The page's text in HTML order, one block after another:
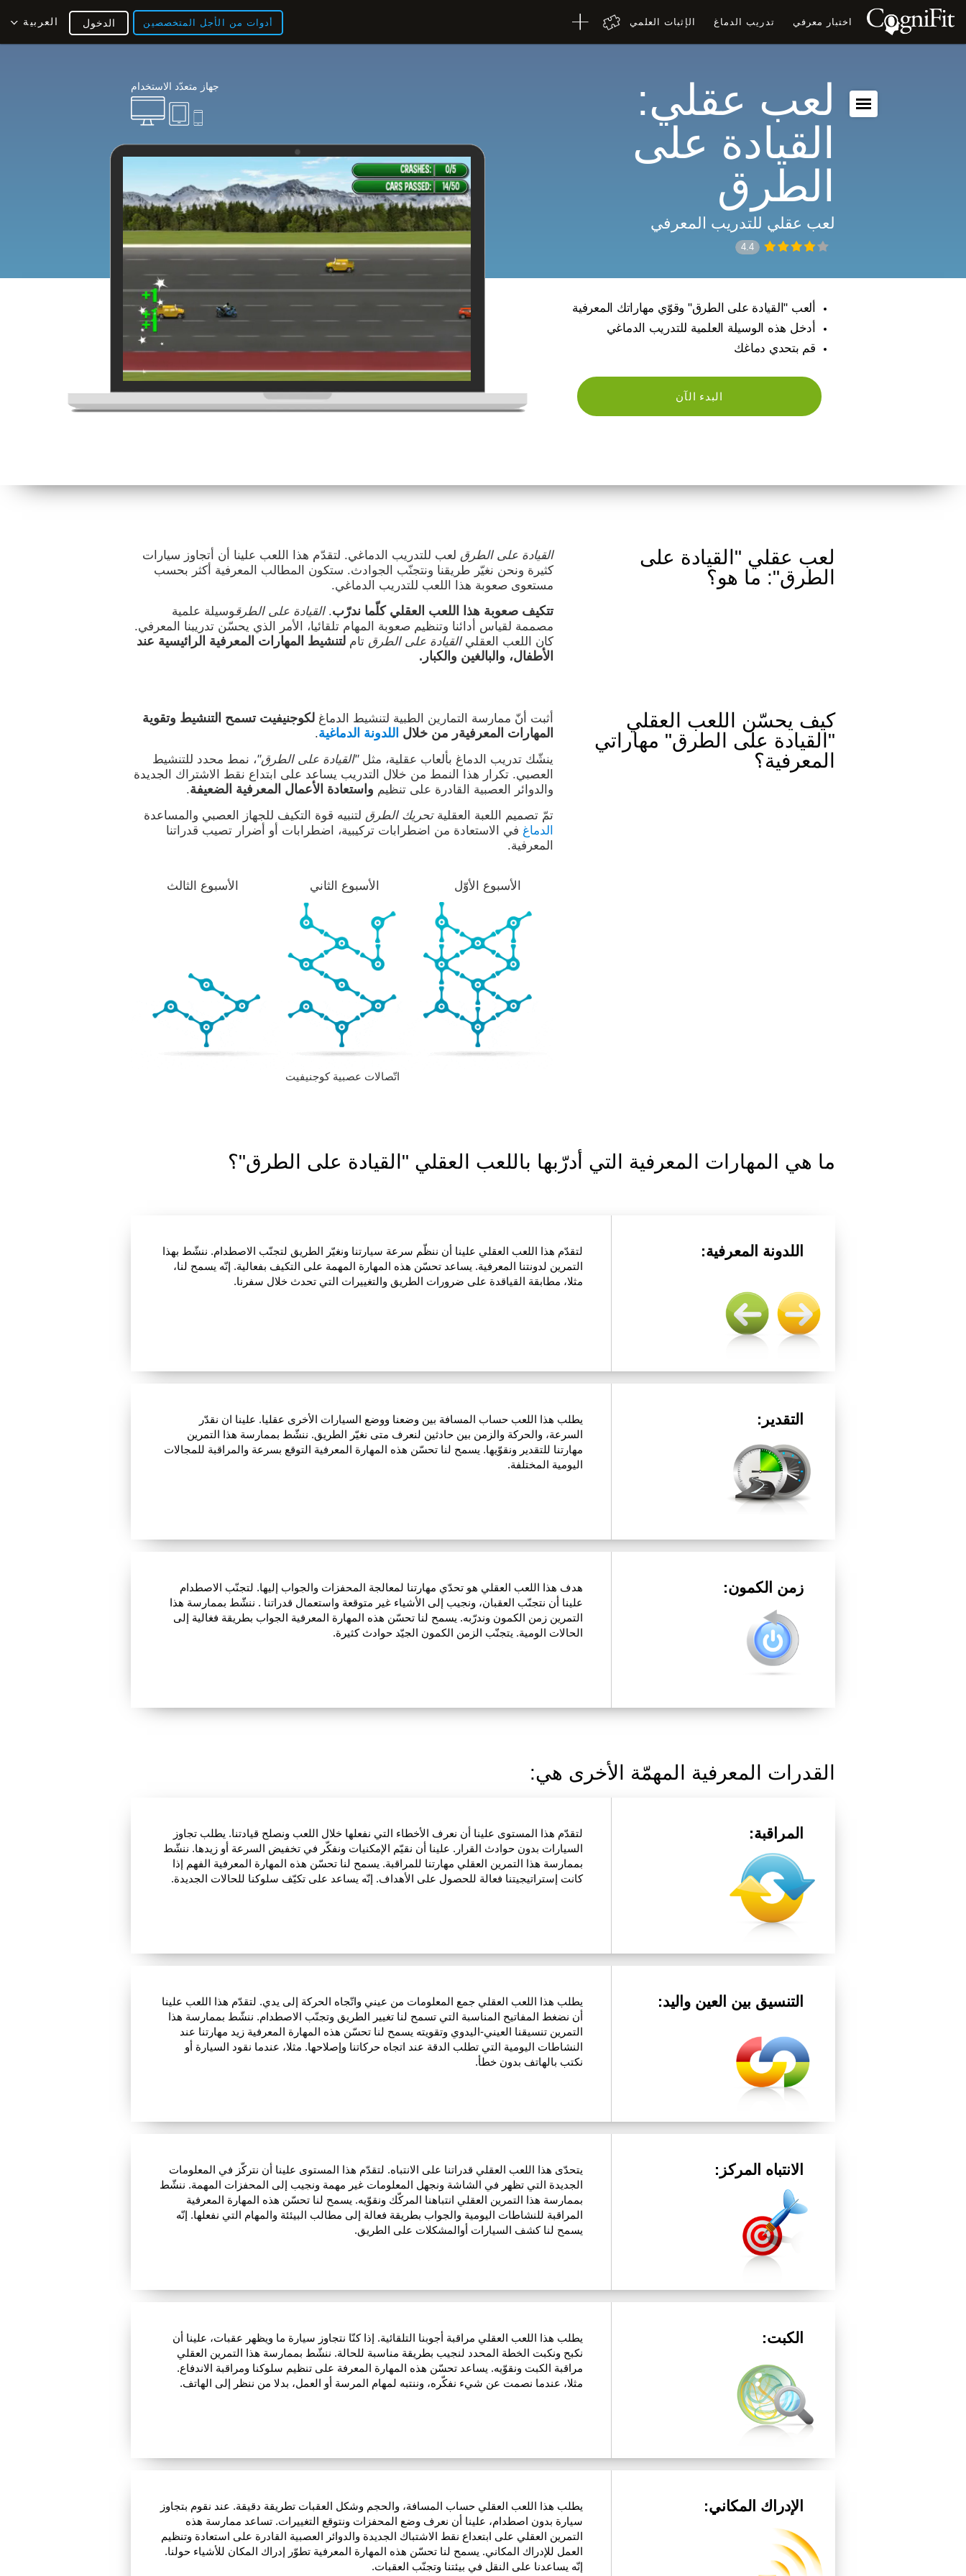
اختبار معرفي تدريب الدماغ الإثبات العلمي أدوات من الأجل المتخصصين العربية الدخول
جهاز متعدّد الاستخدام
لعب عقلي:
القيادة على
الطرق
لعب عقلي للتدريب المعرفي
4.4
ألعب "القيادة على الطرق" وقوّي مهاراتك المعرفية
أدخل هذه الوسيلة العلمية للتدريب الدماغي
قم بتحدي دماغك
البدء الآن
لعب عقلي "القيادة على
الطرق": ما هو؟
القيادة على الطرق لعب للتدريب الدماغي. لتقدّم هذا اللعب علينا أن أتجاوز سيارات
كثيرة ونحن نغيّر طريقنا ونتجنّب الجوادث. ستكون المطالب المعرفية أكثر بحسب
مستعوى صعوبة هذا اللعب للتدريب الدماغي.
تتكيف صعوبة هذا اللعب العقلي كلّما ندرّب.القيادة على الطرقوسيلة علمية
مصممة لقياس أدائنا وتنظيم صعوبة المهام تلقائيا، الأمر الذي يحسّن تدريبنا المعرفي.
كان اللعب العقليالقيادة على الطرق تام لتنشيط المهارات المعرفية الرائيسية عند
الأطفال، والبالغين والكبار.
كيف يحسّن اللعب العقلي
"القيادة على الطرق" مهاراتي
المعرفية؟
أثبت أنّ ممارسة التمارين الطبية لتنشيط الدماغ لكوجنيفيت تسمح التنشيط وتقوية
المهارات المعرفيةر من خلال اللدونة الدماغية.
ينشّك تدريب الدماغ بألعاب عقلية، مثل"القيادة على الطرق"، نمط محدد للتنشيط
العصبي. تكرار هذا النمط من خلال التدريب يساعد على ابتداع نقط الاشتراك الجديدة
والدوائر العصبية القادرة على تنظيم واستعادة الأعمال المعرفية الضعيفة.
تمّ تصميم اللعبة العقليةتحريك الطرق لتنبيه قوة التكيف للجهاز العصبي والمساعدة
الدماغ في الاستعادة من اضطرابات تركيبية، اضطرابات أو أضرار تصيب قدراتنا
المعرفية.
الأسبوع الأوّل الأسبوع الثاني الأسبوع الثالث
اتّصالات عصبية كوجنيفيت
ما هي المهارات المعرفية التي أدرّبها باللعب العقلي "القيادة على الطرق"؟
اللدونة المعرفية:
لتقدّم هذا اللعب العقلي علينا أن ننظّم سرعة سيارتنا ونغيّر الطريق لتجنّب الاصطدام. ننشّط بهذا
التمرين لدونتنا المعرفية. يساعد تحسّن هذه المهارة المهمة على التكيف بفعالية. إنّه يسمح لنا،
مثلا، مطابقة القياقدة على ضرورات الطريق والتغييرات التي تحدث خلال سفرنا.
التقدير:
يطلب هذا اللعب حساب المسافة بين وضعنا ووضع السيارات الأخرى عقليا. علينا ان نقدّر
السرعة، والحركة والزمن بين حادثين لنعرف متى نغيّر الطريق. ننشّط بممارسة هذا التمرين
مهارتنا للتقدير ونقوّيها. يسمح لنا تحسّن هذه المهارة المعرفية التوقع بسرعة والمراقبة للمجالات
اليومية المختلفة.
زمن الكمون:
هدف هذا اللعب العقلي هو تحدّي مهارتنا لمعالجة المحفزات والجواب إليها. لتجنّب الاصطدام
علينا أن نتجنّب العقبان، ونجيب إلى الأشياء غير متوقعة واستعمال قدراتنا . ننشّط بممارسة هذا
التمرين زمن الكمون وندرّبه. يسمح لنا تحسّن هذه المهارة المعرفية الجواب بطريقة فغالية إلى
الحالات الومية. يتجنّب الزمن الكمون الجيّد حوادث كثيرة.
القدرات المعرفية المهمّة الأخرى هي:
المراقبة:
لتقدّم هذا المستوى علينا أن نعرف الأخطاء التي نفعلها خلال اللعب ونصلح قيادتنا. يطلب تجاوز
السيارات بدون حوادث القرار. علينا أن نقيّم الإمكنيات ونفكّر في تخفيض السرعة أو زيدها. ننشّط
بممارسة هذا التمرين العقلي مهارتنا للمراقبة. يسمح لنا تحسّن هذه المهارة المعرفية الفهم إذا
كانت إستراتيجيتنا فعالة للحصول على الأهداف. إنّه يساعد على تكيّف سلوكنا للحالات الجديدة.
التنسيق بين العين واليد:
يطلب هذا اللعب العقلي جمع المعلومات من عيني واتّجاه الحركة إلى يدي. لتقدّم هذا اللعب علينا
أن نضغط المفاتيح المناسبة التي تسمح لنا تغيير الطريق وتجنّب الاصطدام. ننشّط بممارسة هذا
التمرين تنسيقنا العيني-اليدوي وتقويته يسمح لنا تحسّن هذه المهارة المعرفية زيد مهارتنا عند
النشاطات اليومية التي تطلب الدقة عند اتجاه حركاتنا وإصلاحها. مثلا، عندما نقود السيارة أو
نكتب بالهاتف بدون خطأ.
الانتباه المركز:
يتحدّى هذا اللعب العقلي قدراتنا على الانتباه. لتقدّم هذا المستوى علينا أن نتركّز في المعلومات
الجديدة التي تظهر في الشاشة ونجهل المعلومات غير مهمة ونجيب إلى المحفزات المهمة. ننشّط
بممارسة هذا التمرين العقلي انتباهنا المركّك ونقوّيه. يسمح لنا تحسّن هذه المهارة المعرفية
المراقبة للنشاطات اليومية والجواب بطريقة فعالة إلى مطالب البيئئة والمهام التي نفعلها. إنّه
يسمح لنا كشف السيارات أوالمشكلات على الطريق.
الكبت:
يطلب هذا اللعب العقلي مراقبة أجوبنا التلقائية. إذا كنّا نتجاوز سيارة ما ويظهر عقبات، علينا أن
نكبح ونكبت الخطة المحدد لنجيب بطريقة مناسبة للحالة. ننشّط بممارسة هذا التمرين العقلي
مراقبة الكبت ونقوّيه. يساعد تحسّن هذه المهارة المعرفة على تنظيم سلوكنا ومراقبة الاندفاع.
مثلا، عندما نصمت عن شيء نفكّره، وننتبه لمهام المرسة أو العمل، بدلا من ننظر إلى الهاتف.
الإدراك المكاني:
يطلب هذا اللعب العقلي حساب المسافة، والحجم وشكل العقبات تطريقة دقيقة. عند نقوم بتجاوز
سيارة بدون اصطدام، علينا أن نعرف وضع المحفزات ونتوقع التغييرات. تساعد ممارسة هذه
التمرين العقلي على ابتعداع نقط الاشتباك الجديدة والدوائر العصبية القادرة على استعادة وتنظيم
العمل للإدراك المكاني. يسمح لنا تحسّن هذه المهارة المعرفية تطوّر إدراك المكان للأشياء حولنا.
إنّه يساعدنا على النقل في بيئتنا وتجنّب العقبات.